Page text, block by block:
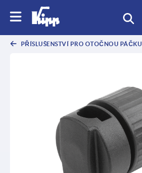
PŘÍSLUŠENSTVÍ PRO OTOČNOU PÁČKU